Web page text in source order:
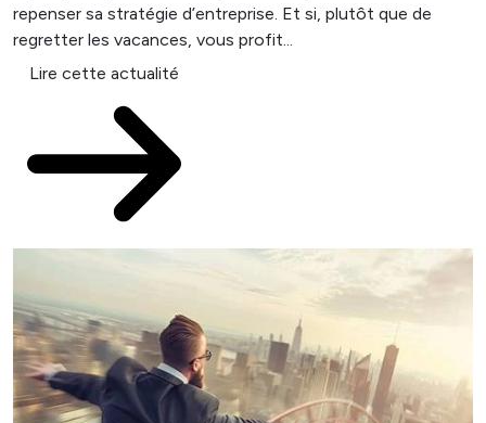
repenser sa stratégie d’entreprise. Et si, plutôt que de
regretter les vacances, vous profit...
Lire cette actualité